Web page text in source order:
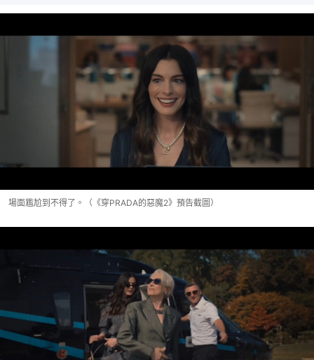
場面尷尬到不得了。（《穿PRADA的惡魔2》預告截圖）